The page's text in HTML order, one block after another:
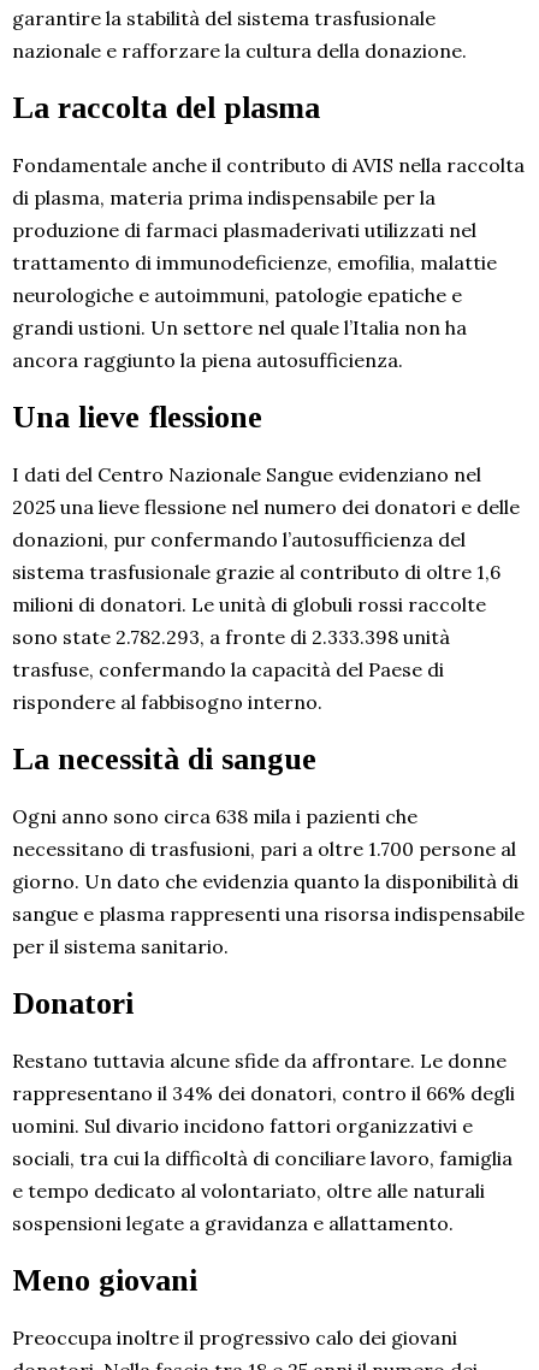
garantire la stabilità del sistema trasfusionale
nazionale e rafforzare la cultura della donazione.
La raccolta del plasma
Fondamentale anche il contributo di AVIS nella raccolta
di plasma, materia prima indispensabile per la
produzione di farmaci plasmaderivati utilizzati nel
trattamento di immunodeficienze, emofilia, malattie
neurologiche e autoimmuni, patologie epatiche e
grandi ustioni. Un settore nel quale l’Italia non ha
ancora raggiunto la piena autosufficienza.
Una lieve flessione
I dati del Centro Nazionale Sangue evidenziano nel
2025 una lieve flessione nel numero dei donatori e delle
donazioni, pur confermando l’autosufficienza del
sistema trasfusionale grazie al contributo di oltre 1,6
milioni di donatori. Le unità di globuli rossi raccolte
sono state 2.782.293, a fronte di 2.333.398 unità
trasfuse, confermando la capacità del Paese di
rispondere al fabbisogno interno.
La necessità di sangue
Ogni anno sono circa 638 mila i pazienti che
necessitano di trasfusioni, pari a oltre 1.700 persone al
giorno. Un dato che evidenzia quanto la disponibilità di
sangue e plasma rappresenti una risorsa indispensabile
per il sistema sanitario.
Donatori
Restano tuttavia alcune sfide da affrontare. Le donne
rappresentano il 34% dei donatori, contro il 66% degli
uomini. Sul divario incidono fattori organizzativi e
sociali, tra cui la difficoltà di conciliare lavoro, famiglia
e tempo dedicato al volontariato, oltre alle naturali
sospensioni legate a gravidanza e allattamento.
Meno giovani
Preoccupa inoltre il progressivo calo dei giovani